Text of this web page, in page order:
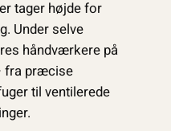
tager højde for
Under selve
håndværkere på
fra præcise
til ventilerede